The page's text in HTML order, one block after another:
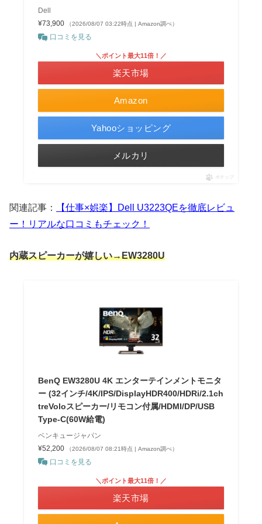
Dell
¥73,900
（2026/08/07 03:22時点 | Amazon調べ）
口コミを見る
Amazon
＼ポイント最大11倍！／
楽天市場
Yahooショッピング
メルカリ
ポチップ
関連記事：
【仕事×娯楽】Dell U3223QEを徹底レビュ
ー！リアルな口コミもチェック！
内蔵スピーカーが嬉しい→EW3280U
BenQ EW3280U 4K エンターテインメントモニタ
ー (32インチ/4K/IPS/DisplayHDR400/HDRi/2.1ch
treVoloスピーカー/リモコン付属/HDMI/DP/USB
Type-C(60W給電)
ベンキュージャパン
¥52,200
（2026/08/07 08:21時点 | Amazon調べ）
口コミを見る
＼ポイント最大11倍！／
楽天市場